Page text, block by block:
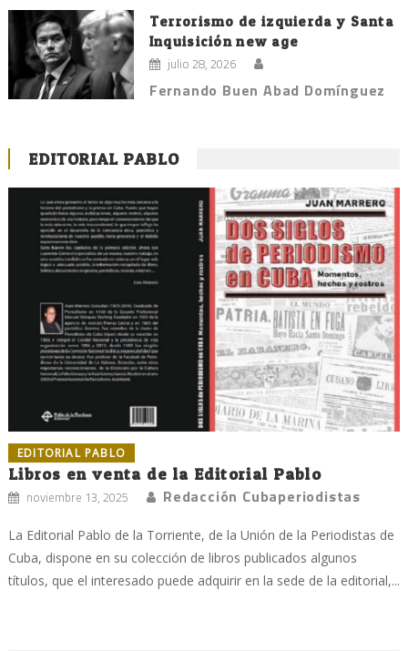
Terrorismo de izquierda y Santa
Inquisición new age
julio 28, 2026
Fernando Buen Abad Domínguez
EDITORIAL PABLO
EDITORIAL PABLO
Libros en venta de la Editorial Pablo
noviembre 13, 2025 Redacción Cubaperiodistas
La Editorial Pablo de la Torriente, de la Unión de la Periodistas de
Cuba, dispone en su colección de libros publicados algunos
títulos, que el interesado puede adquirir en la sede de la editorial,...